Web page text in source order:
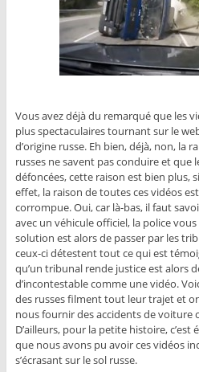
Vous avez déjà du remarqué que les
plus spectaculaires tournant sur le
d’origine russe. Eh bien, déjà, non, la
russes ne savent pas conduire et
défoncées, cette raison est bien plus,
effet, la raison de toutes ces vidéos
corrompue. Oui, car là-bas, il faut
avec un véhicule officiel, la police
solution est alors de passer par les
ceux-ci détestent tout ce qui est
qu’un tribunal rende justice est alors
d’incontestable comme une vidéo.
des russes filment tout leur trajet et
nous fournir des accidents de voiture
D’ailleurs, pour la petite histoire,
que nous avons pu avoir ces vidéos
s’écrasant sur le sol russe.